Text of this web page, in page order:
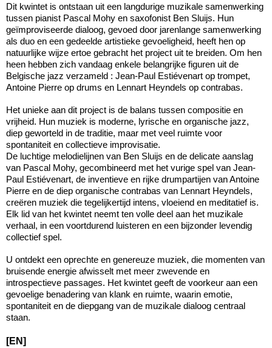
Dit kwintet is ontstaan uit een langdurige muzikale samenwerking
tussen pianist Pascal Mohy en saxofonist Ben Sluijs. Hun
geïmproviseerde dialoog, gevoed door jarenlange samenwerking
als duo en een gedeelde artistieke gevoeligheid, heeft hen op
natuurlijke wijze ertoe gebracht het project uit te breiden. Om hen
heen hebben zich vandaag enkele belangrijke figuren uit de
Belgische jazz verzameld : Jean-Paul Estiévenart op trompet,
Antoine Pierre op drums en Lennart Heyndels op contrabas.
Het unieke aan dit project is de balans tussen compositie en
vrijheid. Hun muziek is moderne, lyrische en organische jazz,
diep geworteld in de traditie, maar met veel ruimte voor
spontaniteit en collectieve improvisatie.
De luchtige melodielijnen van Ben Sluijs en de delicate aanslag
van Pascal Mohy, gecombineerd met het vurige spel van Jean-
Paul Estiévenart, de inventieve en rijke drumpartijen van Antoine
Pierre en de diep organische contrabas van Lennart Heyndels,
creëren muziek die tegelijkertijd intens, vloeiend en meditatief is.
Elk lid van het kwintet neemt ten volle deel aan het muzikale
verhaal, in een voortdurend luisteren en een bijzonder levendig
collectief spel.
U ontdekt een oprechte en genereuze muziek, die momenten van
bruisende energie afwisselt met meer zwevende en
introspectieve passages. Het kwintet geeft de voorkeur aan een
gevoelige benadering van klank en ruimte, waarin emotie,
spontaniteit en de diepgang van de muzikale dialoog centraal
staan.
[EN]